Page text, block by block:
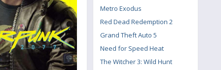
Metro Exodus
Red Dead Redemption 2
Grand Theft Auto 5
Need for Speed Heat
The Witcher 3: Wild Hunt